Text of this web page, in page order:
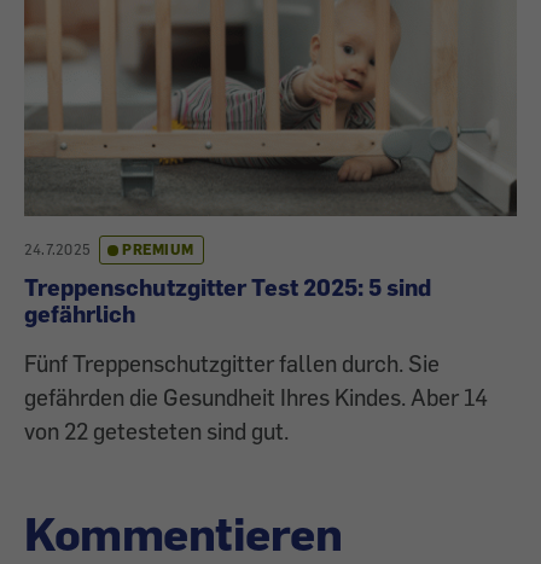
24.7.2025 PREMIUM
Treppenschutzgitter Test 2025: 5 sind
gefährlich
Fünf Treppenschutzgitter fallen durch. Sie
gefährden die Gesundheit Ihres Kindes. Aber 14
von 22 getesteten sind gut.
Kommentieren